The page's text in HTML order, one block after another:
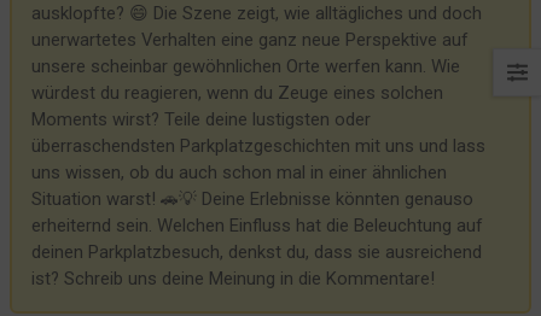
So falsch liegen Netto & Co garnicht - und auch unser Parkplatz ist
NICHT öffentlich
Wir wollen immer schön für unsere Gäste sein
Haberbühne
Zettelwirtschaft
Eine Taschenlampe? Bitte, gerne!
Lesezirkel & Co
Der Eimer
ausklopfte? 😄 Die Szene zeigt, wie alltägliches und doch
unerwartetes Verhalten eine ganz neue Perspektive auf
unsere scheinbar gewöhnlichen Orte werfen kann. Wie
würdest du reagieren, wenn du Zeuge eines solchen
Moments wirst? Teile deine lustigsten oder
überraschendsten Parkplatzgeschichten mit uns und lass
uns wissen, ob du auch schon mal in einer ähnlichen
Situation warst! 🚗💡 Deine Erlebnisse könnten genauso
erheiternd sein. Welchen Einfluss hat die Beleuchtung auf
deinen Parkplatzbesuch, denkst du, dass sie ausreichend
ist? Schreib uns deine Meinung in die Kommentare!